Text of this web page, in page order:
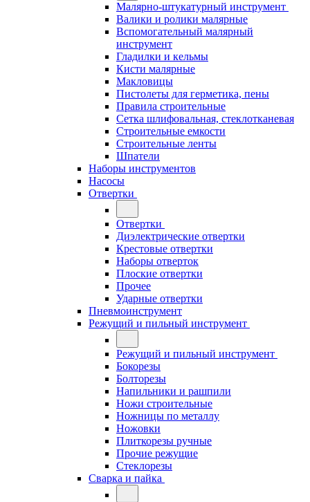
Малярно-штукатурный инструмент
Валики и ролики малярные
Вспомогательный малярный
инструмент
Гладилки и кельмы
Кисти малярные
Макловицы
Пистолеты для герметика, пены
Правила строительные
Сетка шлифовальная, стеклотканевая
Строительные емкости
Строительные ленты
Шпатели
Наборы инструментов
Насосы
Отвертки
Отвертки
Диэлектрические отвертки
Крестовые отвертки
Наборы отверток
Плоские отвертки
Прочее
Ударные отвертки
Пневмоинструмент
Режущий и пильный инструмент
Режущий и пильный инструмент
Бокорезы
Болторезы
Напильники и рашпили
Ножи строительные
Ножницы по металлу
Ножовки
Плиткорезы ручные
Прочие режущие
Стеклорезы
Сварка и пайка